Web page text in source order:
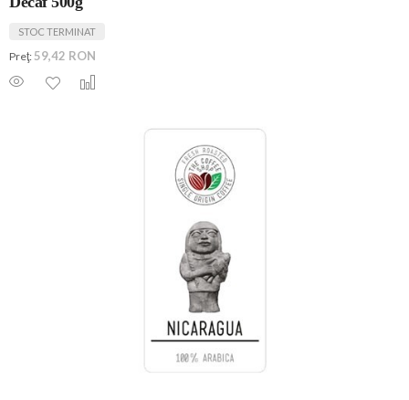
STOC TERMINAT
Preţ: 59,42 RON